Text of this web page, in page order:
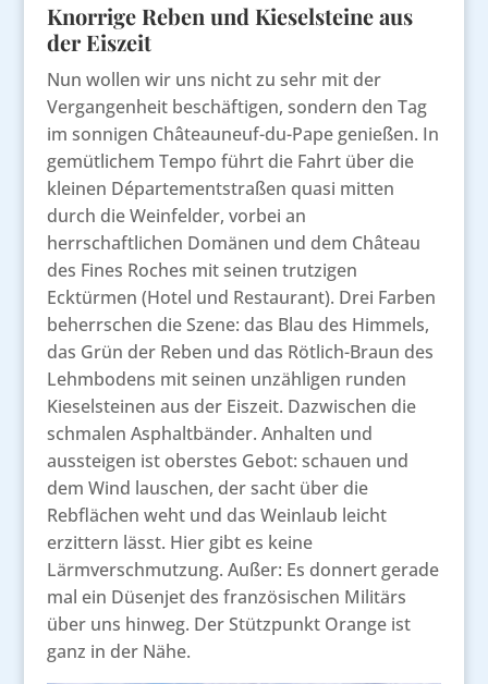
Knorrige Reben und Kieselsteine aus
der Eiszeit
Nun wollen wir uns nicht zu sehr mit der
Vergangenheit beschäftigen, sondern den Tag
im sonnigen Châteauneuf-du-Pape genießen. In
gemütlichem Tempo führt die Fahrt über die
kleinen Départementstraßen quasi mitten
durch die Weinfelder, vorbei an
herrschaftlichen Domänen und dem Château
des Fines Roches mit seinen trutzigen
Ecktürmen (Hotel und Restaurant). Drei Farben
beherrschen die Szene: das Blau des Himmels,
das Grün der Reben und das Rötlich-Braun des
Lehmbodens mit seinen unzähligen runden
Kieselsteinen aus der Eiszeit. Dazwischen die
schmalen Asphaltbänder. Anhalten und
aussteigen ist oberstes Gebot: schauen und
dem Wind lauschen, der sacht über die
Rebflächen weht und das Weinlaub leicht
erzittern lässt. Hier gibt es keine
Lärmverschmutzung. Außer: Es donnert gerade
mal ein Düsenjet des französischen Militärs
über uns hinweg. Der Stützpunkt Orange ist
ganz in der Nähe.